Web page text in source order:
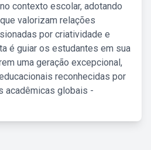
contexto escolar, adotando
valorizam relações
por criatividade e
é guiar os estudantes em sua
uma geração excepcional,
reconhecidas por
acadêmicas globais -